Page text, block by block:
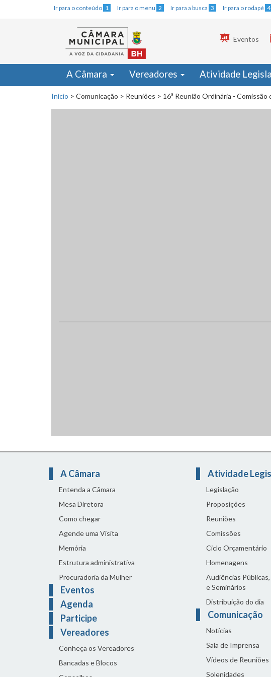
Ir para o conteúdo 1 Ir para o menu 2 Ir para a busca 3 Ir para o rodapé 4
Eventos
A Câmara Vereadores Atividade
Início > Comunicação > Reuniões > 16ª Reunião Ordinária - Comissão
A Câmara
Entenda a Câmara
Mesa Diretora
Como chegar
Agende uma Visita
Memória
Estrutura administrativa
Procuradoria da Mulher
Eventos
Agenda
Participe
Vereadores
Conheça os Vereadores
Bancadas e Blocos
Atividade
Legislação
Proposições
Reuniões
Comissões
Ciclo Orçamentário
Homenagens
Audiências
e Seminários
Distribuição do dia
Comunicação
Notícias
Sala de Imprensa
Vídeos de Reuniões
Solenidades